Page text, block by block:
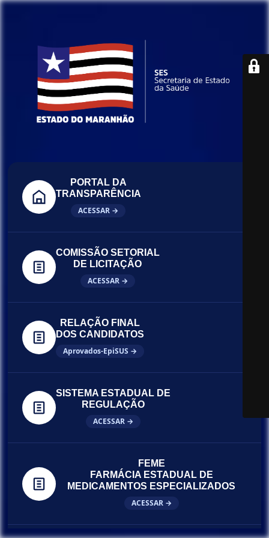
PORTAL DA
TRANSPARÊNCIA
ACESSAR →
COMISSÃO SETORIAL
DE LICITAÇÃO
ACESSAR →
RELAÇÃO FINAL
DOS CANDIDATOS
Aprovados-EpiSUS →
SISTEMA ESTADUAL DE
REGULAÇÃO
ACESSAR →
FEME
FARMÁCIA ESTADUAL DE
MEDICAMENTOS ESPECIALIZADOS
ACESSAR →